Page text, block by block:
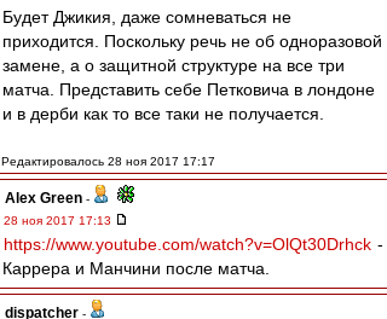
Будет Джикия, даже сомневаться не
приходится. Поскольку речь не об одноразовой
замене, а о защитной структуре на все три
матча. Представить себе Петковича в лондоне
и в дерби как то все таки не получается.
Редактировалось 28 ноя 2017 17:17
Alex Green -
28 ноя 2017 17:13
https://www.youtube.com/watch?v=OlQt30Drhck -
Каррера и Манчини после матча.
dispatcher -